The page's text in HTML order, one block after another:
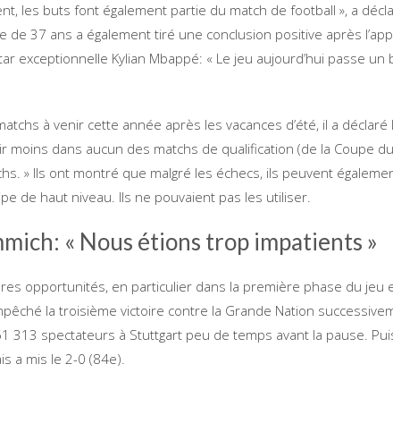
les buts font également partie du match de football », a
de 37 ans a également tiré une conclusion positive après
exceptionnelle Kylian Mbappé: « Le jeu aujourd’hui passe
à venir cette année après les vacances d’été, il a déclaré
dans aucun des matchs de qualification (de la Coupe du
» Ils ont montré que malgré les échecs, ils peuvent
de haut niveau. Ils ne pouvaient pas les utiliser.
« Nous étions trop impatients »
opportunités, en particulier dans la première phase du jeu
la troisième victoire contre la Grande Nation
313 spectateurs à Stuttgart peu de temps avant la pause.
a mis le 2-0 (84e).